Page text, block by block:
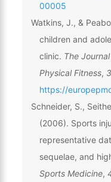
00005
Watkins, J., &
children and
clinic. The
Physical Fitness,
https://
Schneider, S.,
(2006). Sports
representative
sequelae, and
Sports Medicine,